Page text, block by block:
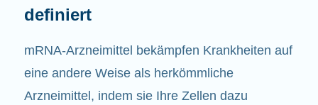
definiert
mRNA-Arzneimittel bekämpfen Krankheiten auf
eine andere Weise als herkömmliche
Arzneimittel, indem sie Ihre Zellen dazu